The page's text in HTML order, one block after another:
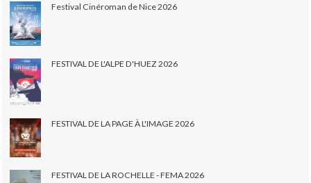
Festival Cinéroman de Nice 2026
FESTIVAL DE L'ALPE D'HUEZ 2026
FESTIVAL DE LA PAGE À L'IMAGE 2026
FESTIVAL DE LA ROCHELLE - FEMA 2026